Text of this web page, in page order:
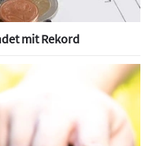
mit Rekord